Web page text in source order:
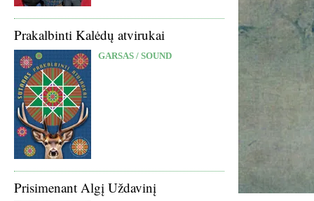
Prakalbinti Kalėdų atvirukai
GARSAS / SOUND
Prisimenant Algį Uždavinį